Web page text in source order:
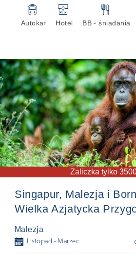
🚍
Autokar
🏨
Hotel
🍴
BB - śniadania
Zaliczka tylko 3500
Singapur, Malezja i
Wielka Azjatycka
Malezja
📅 Listopad - Marzec